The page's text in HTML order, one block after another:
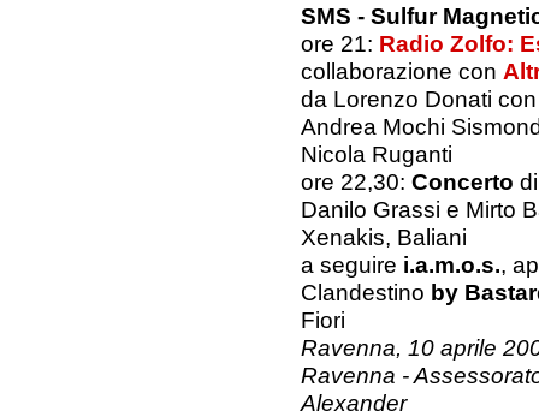
SMS - Sulfur
ore 21: Radio Zolfo:
collaborazione con
da Lorenzo Donati
Andrea Mochi
Nicola Ruganti
ore 22,30: Concerto
Danilo Grassi e Mirto
Xenakis, Baliani
a seguire i.a.m.o.s.,
Clandestino by
Fiori
Ravenna, 10 aprile
Ravenna -
Alexander